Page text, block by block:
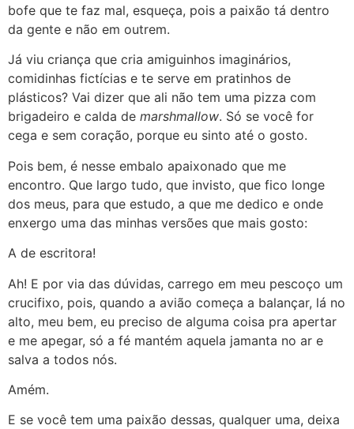
bofe que te faz mal, esqueça, pois a paixão tá dentro
da gente e não em outrem.
Já viu criança que cria amiguinhos imaginários,
comidinhas fictícias e te serve em pratinhos de
plásticos? Vai dizer que ali não tem uma pizza com
brigadeiro e calda de marshmallow. Só se você for
cega e sem coração, porque eu sinto até o gosto.
Pois bem, é nesse embalo apaixonado que me
encontro. Que largo tudo, que invisto, que fico longe
dos meus, para que estudo, a que me dedico e onde
enxergo uma das minhas versões que mais gosto:
A de escritora!
Ah! E por via das dúvidas, carrego em meu pescoço um
crucifixo, pois, quando a avião começa a balançar, lá no
alto, meu bem, eu preciso de alguma coisa pra apertar
e me apegar, só a fé mantém aquela jamanta no ar e
salva a todos nós.
Amém.
E se você tem uma paixão dessas, qualquer uma, deixa